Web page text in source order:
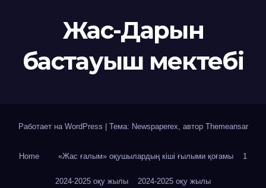
Жас-Дарын
бастауыш мектебі
Работает на WordPress Тема: Newspaperex, автор Themeansar
Home «Жас ғалым» оқушылардың кіші ғылыми қоғамы 1
2024-2025 оқу жылы 2024-2025 оқу жылы